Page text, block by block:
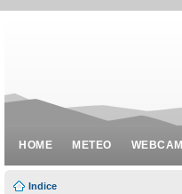
HOME METEO WEBCAM
Indice